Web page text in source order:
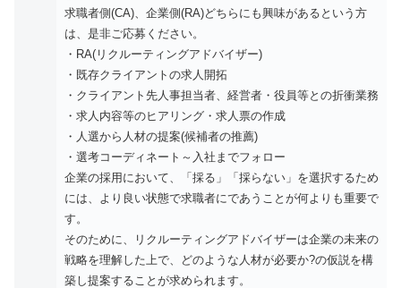
求職者側(CA)、企業側(RA)どちらにも興味があるという方
は、是非ご応募ください。
・RA(リクルーティングアドバイザー)
・既存クライアントの求人開拓
・クライアント先人事担当者、経営者・役員等との折衝業務
・求人内容等のヒアリング・求人票の作成
・人選から人材の提案(候補者の推薦)
・選考コーディネート～入社までフォロー
企業の採用において、「採る」「採らない」を選択するため
には、より良い状態で求職者にであうことが何よりも重要で
す。
そのために、リクルーティングアドバイザーは企業の未来の
戦略を理解した上で、どのような人材が必要か?の仮説を構
築し提案することが求められます。